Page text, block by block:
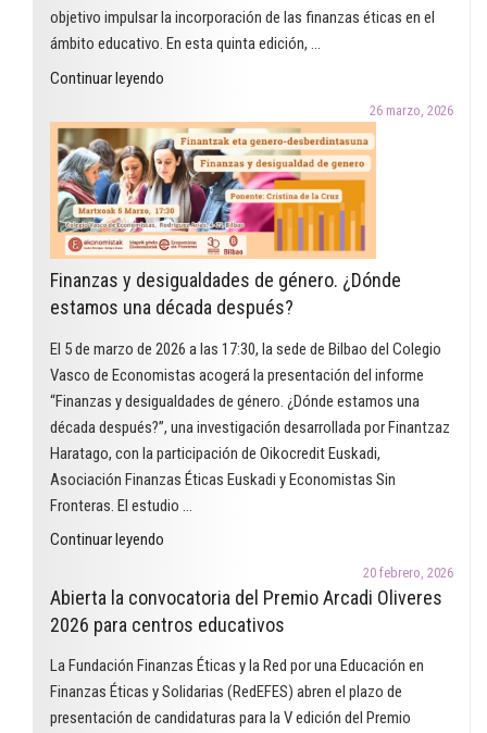
objetivo impulsar la incorporación de las finanzas éticas en el
ámbito educativo. En esta quinta edición, …
Continuar leyendo
Arcadi
Oliveres
2026
en
la
modalidad
de
educación
reconoce
un
proyecto
utiliza
cómic
finanzas
éticas
el
aula"
26 marzo, 2026
Finanzas y desigualdades de género. ¿Dónde
estamos una década después?
El 5 de marzo de 2026 a las 17:30, la sede de Bilbao del Colegio
Vasco de Economistas acogerá la presentación del informe
“Finanzas y desigualdades de género. ¿Dónde estamos una
década después?”, una investigación desarrollada por Finantzaz
Haratago, con la participación de Oikocredit Euskadi,
Asociación Finanzas Éticas Euskadi y Economistas Sin
Fronteras. El estudio …
Continuar leyendo
desigualdades
de
¿Dónde
estamos
una
20 febrero, 2026
Abierta la convocatoria del Premio Arcadi Oliveres
2026 para centros educativos
La Fundación Finanzas Éticas y la Red por una Educación en
Finanzas Éticas y Solidarias (RedEFES) abren el plazo de
presentación de candidaturas para la V edición del Premio